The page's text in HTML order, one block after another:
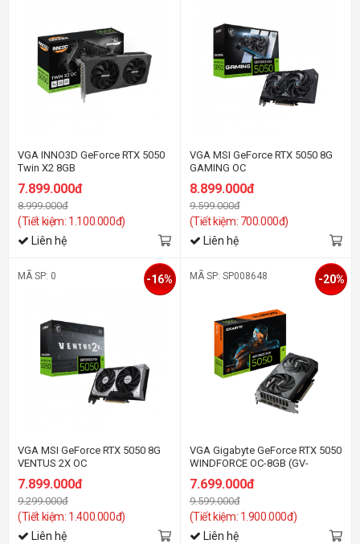
VGA INNO3D GeForce RTX 5050
Twin X2 8GB
7.899.000đ
8.999.000đ
(Tiết kiệm: 1.100.000đ)
Liên hệ
VGA MSI GeForce RTX 5050 8G
GAMING OC
8.899.000đ
9.599.000đ
(Tiết kiệm: 700.000đ)
Liên hệ
MÃ SP: 0
VGA MSI GeForce RTX 5050 8G
VENTUS 2X OC
7.899.000đ
9.299.000đ
(Tiết kiệm: 1.400.000đ)
-16%
Liên hệ
MÃ SP: SP008648
VGA Gigabyte GeForce RTX 5050
WINDFORCE OC-8GB (GV-
N5050WF2OC-8GD) GDDR6
7.699.000đ
9.599.000đ
(Tiết kiệm: 1.900.000đ)
-20%
Liên hệ